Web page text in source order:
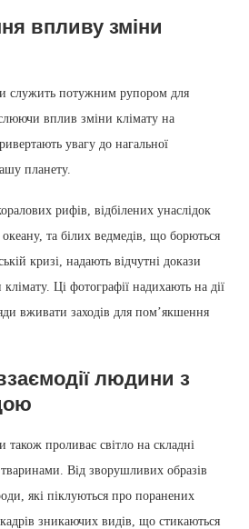
впливу зміни
служить потужним рупором для
вплив зміни клімату на
увагу до нагальної
планету.
рифів, відбілених унаслідок
та білих ведмедів, що борються
кризі, надають відчутні докази
Ці фотографії надихають на дії
вживати заходів для пом’якшення
людини з
також проливає світло на складні
Від зворушливих образів
які піклуються про поранених
зникаючих видів, що стикаються